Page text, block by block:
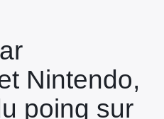
Nintendo,
poing sur